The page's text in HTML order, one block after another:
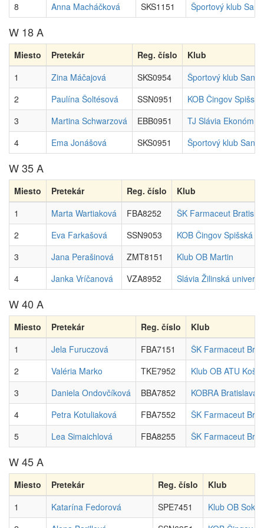
8
Anna Macháčková SKS1151 Športový klub
W 18 A
Miesto Pretekár Reg. číslo
Klub
1
Zina Máčajová SKS0954
Športový klub
2
Paulína Šoltésová SSN0951
KOB Čingov
3
Martina Schwarzová EBB0951
TJ Slávia Ekonóm
4
Ema Jonášová SKS0951 Športový klub
W 35 A
Miesto Pretekár Reg. číslo
Klub
1
Marta Wartiaková FBA8252
ŠK Farmaceut
2
Eva Farkašová SSN9053
KOB Čingov Spišská
3
Jana Perašinová ZMT8151
Klub OB Martin
4
Janka Vríčanová VZA8952 Slávia Žilinská
W 40 A
Miesto Pretekár Reg. číslo
Klub
1
Jela Furuczová FBA7151
ŠK Farmaceut
2
Valéria Marko TKE7952
Klub OB ATU
3
Daniela Ondovčíková BBA7852
KOBRA Bratislava
4
Petra Kotuliaková FBA7552
ŠK Farmaceut
5
Lea Simaichlová FBA8255 ŠK Farmaceut
W 45 A
Miesto Pretekár Reg. číslo
Klub
1
Katarína Fedorová SPE7451
Klub OB